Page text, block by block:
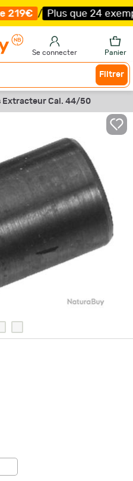
/ Plus que 24
Se connecter Panier
Filtrer
Extracteur Cal. 44/50